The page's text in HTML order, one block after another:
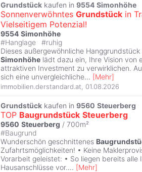
Grundstück kaufen in 9554 Simonhöhe
Sonnenverwöhntes Grundstück in
Vielseitigem Potenzial!
9554 Simonhöhe
#Hanglage #ruhig
Dieses außergewöhnliche
Simonhöhe lädt dazu ein, Ihre Vision von
attraktiven Investment zu verwirklichen.
sich eine unvergleichliche... [Mehr]
immobilien.derstandard.at 01.08.2026
Grundstück kaufen in 9560 Steuerberg
TOP Baugrundstück Steuerberg
9560 Steuerberg / 700m²
#Baugrund
Wunderschön geschnittenes
Zufahrtsmöglichkeiten! • Keine
Vorarbeit geleistet: • So liegen bereits alle
Hausanschlüsse vor.... [Mehr]